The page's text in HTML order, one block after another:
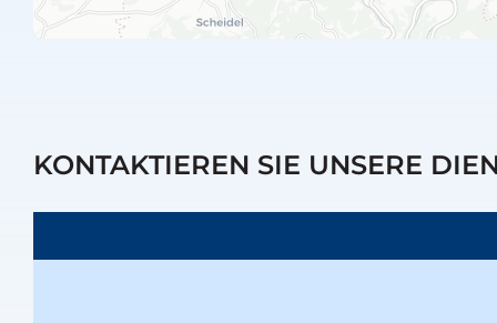
KONTAKTIEREN SIE UNSERE